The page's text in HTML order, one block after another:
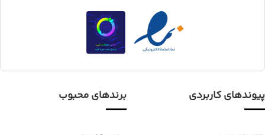
پیوندهای کاربردی برندهای محبوب